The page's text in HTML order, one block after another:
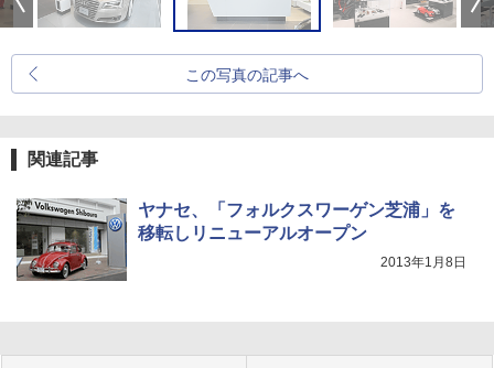
この写真の記事へ
関連記事
ヤナセ、「フォルクスワーゲン芝浦」を
移転しリニューアルオープン
2013年1月8日